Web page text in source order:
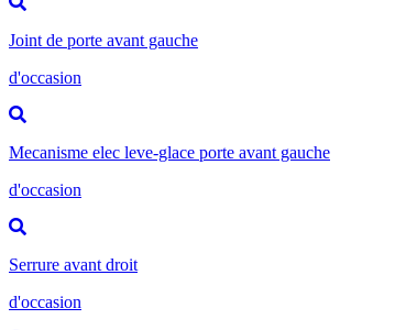
Joint de porte avant gauche
d'occasion
Mecanisme elec leve-glace porte avant gauche
d'occasion
Serrure avant droit
d'occasion